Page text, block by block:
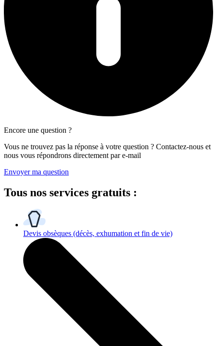
Encore une question ?
Vous ne trouvez pas la réponse à votre question ? Contactez-nous et
nous vous répondrons directement par e-mail
Envoyer ma question
Tous nos services gratuits :
Devis obsèques (décès, exhumation et fin de vie)